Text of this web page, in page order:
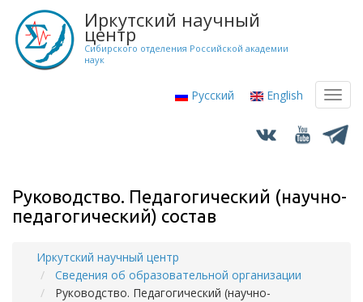
Перейти
основному
содержанию
Иркутский научный
центр
Сибирского отделения Российской академии
наук
Русский English
Руководство. Педагогический (научно-
педагогический) состав
Строка
навигации
Иркутский научный центр
Сведения об образовательной организации
Руководство. Педагогический (научно-